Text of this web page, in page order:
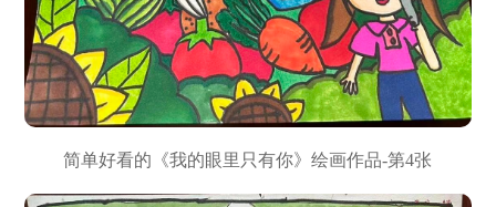
简单好看的《我的眼里只有你》绘画作品-第4张